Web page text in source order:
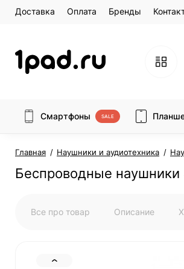
Доставка Оплата Бренды
Смартфоны SALE
Главная Наушники и аудиотехника
Беспроводные
Все про товар Описание